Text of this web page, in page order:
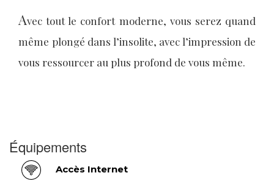
Avec tout le confort moderne, vous serez quand
même plongé dans l’insolite, avec l’impression de
vous ressourcer au plus profond de vous même.
Équipements
Accès Internet